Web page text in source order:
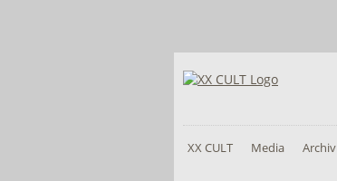
XX CULT Media Archiv